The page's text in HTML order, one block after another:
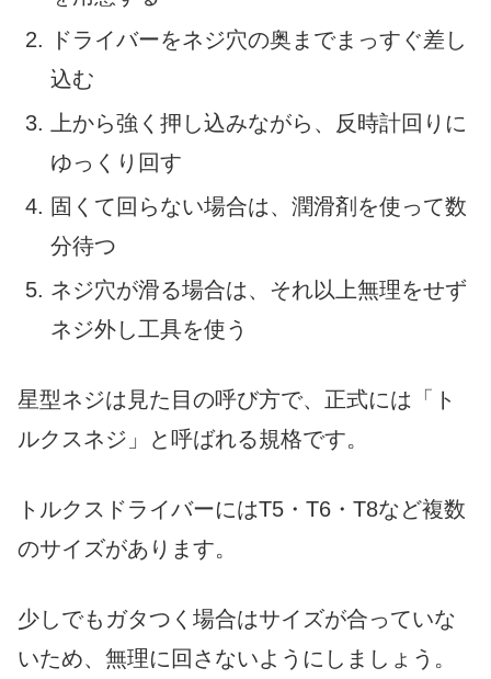
ドライバーをネジ穴の奥までまっすぐ差し
込む
上から強く押し込みながら、反時計回りに
ゆっくり回す
固くて回らない場合は、潤滑剤を使って数
分待つ
ネジ穴が滑る場合は、それ以上無理をせず
ネジ外し工具を使う
星型ネジは見た目の呼び方で、正式には「ト
ルクスネジ」と呼ばれる規格です。
トルクスドライバーにはT5・T6・T8など複数
のサイズがあります。
少しでもガタつく場合はサイズが合っていな
いため、無理に回さないようにしましょう。